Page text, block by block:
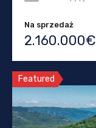
Na sprzedaż
2.160.000€
Featured